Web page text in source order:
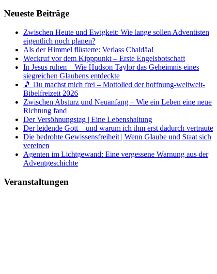
Neueste Beiträge
Zwischen Heute und Ewigkeit: Wie lange sollen Adventisten
eigentlich noch planen?
Als der Himmel flüsterte: Verlass Chaldäa!
Weckruf vor dem Kipppunkt – Erste Engelsbotschaft
In Jesus ruhen – Wie Hudson Taylor das Geheimnis eines
siegreichen Glaubens entdeckte
🎵 Du machst mich frei – Mottolied der hoffnung-weltweit-
Bibelfreizeit 2026
Zwischen Absturz und Neuanfang – Wie ein Leben eine neue
Richtung fand
Der Versöhnungstag | Eine Lebenshaltung
Der leidende Gott – und warum ich ihm erst dadurch vertraute
Die bedrohte Gewissensfreiheit | Wenn Glaube und Staat sich
vereinen
Agenten im Lichtgewand: Eine vergessene Warnung aus der
Adventgeschichte
Veranstaltungen